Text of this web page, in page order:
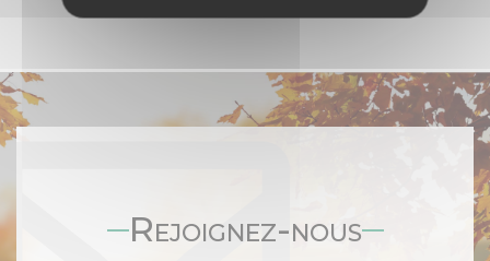
Rejoignez-nous